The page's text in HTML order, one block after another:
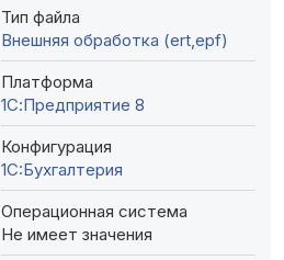
Тип файла
Внешняя обработка (ert,epf)
Платформа
1С:Предприятие 8
Конфигурация
1C:Бухгалтерия
Операционная система
Не имеет значения